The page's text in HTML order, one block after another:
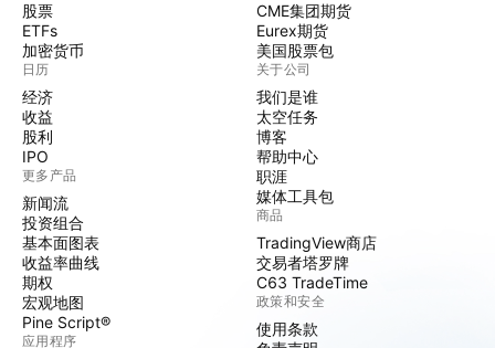
股票
ETFs
加密货币
日历
经济
收益
股利
IPO
更多产品
新闻流
投资组合
基本面图表
收益率曲线
期权
宏观地图
Pine Script®
应用程序
CME集团期货
Eurex期货
美国股票包
关于公司
我们是谁
太空任务
博客
帮助中心
职涯
媒体工具包
商品
TradingView商店
交易者塔罗牌
C63 TradeTime
政策和安全
使用条款